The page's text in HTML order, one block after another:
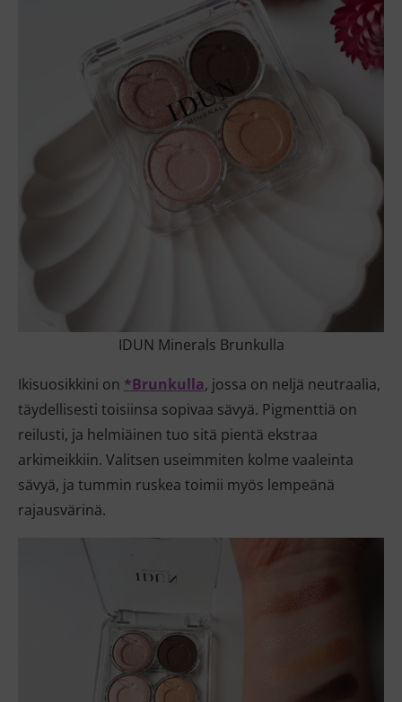
IDUN Minerals Brunkulla
Ikisuosikkini on *Brunkulla, jossa on neljä neutraalia,
täydellisesti toisiinsa sopivaa sävyä. Pigmenttiä on
reilusti, ja helmiäinen tuo sitä pientä ekstraa
arkimeikkiin. Valitsen useimmiten kolme vaaleinta
sävyä, ja tummin ruskea toimii myös lempeänä
rajausvärinä.